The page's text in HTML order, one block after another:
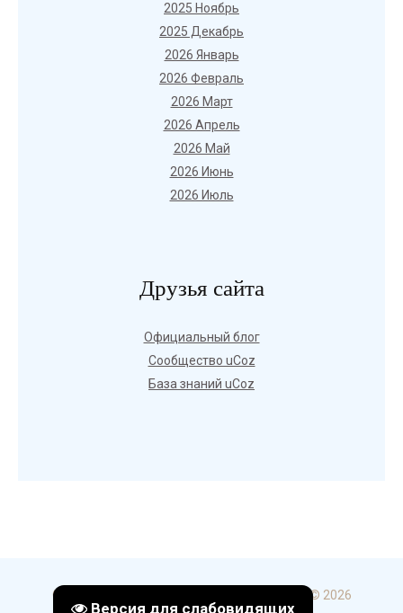
Версия для слабовидящих
2025 Ноябрь
2025 Декабрь
2026 Январь
2026 Февраль
2026 Март
2026 Апрель
2026 Май
2026 Июнь
2026 Июль
Друзья сайта
Официальный блог
Сообщество uCoz
База знаний uCoz
Copyright ГБПОУ УКИП и С в г. Стерлитамак © 2026